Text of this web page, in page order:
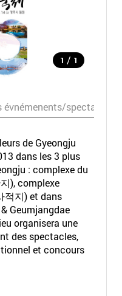
1 / 1
évnémenents/spectacles
de Gyeongju
dans les 3 plus
: complexe du
), complexe
적지) et dans
Geumjangdae
organisera une
des spectacles,
et concours